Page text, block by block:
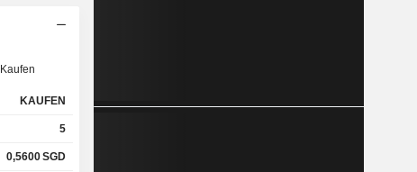
Kaufen
KAUFEN
5
0,5600SGD